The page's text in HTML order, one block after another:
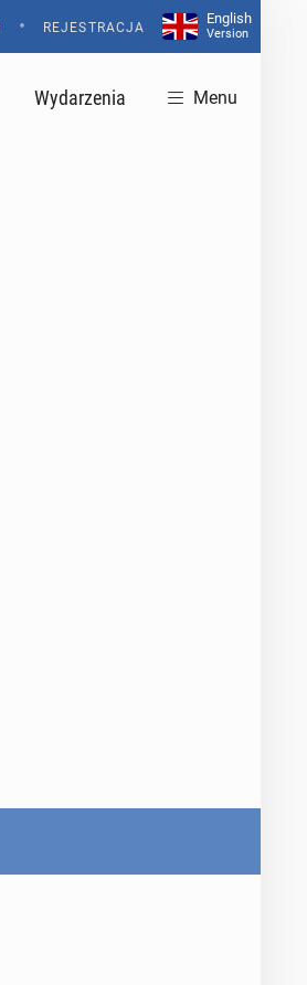
• REJESTRACJA
English
Version
Wydarzenia Menu